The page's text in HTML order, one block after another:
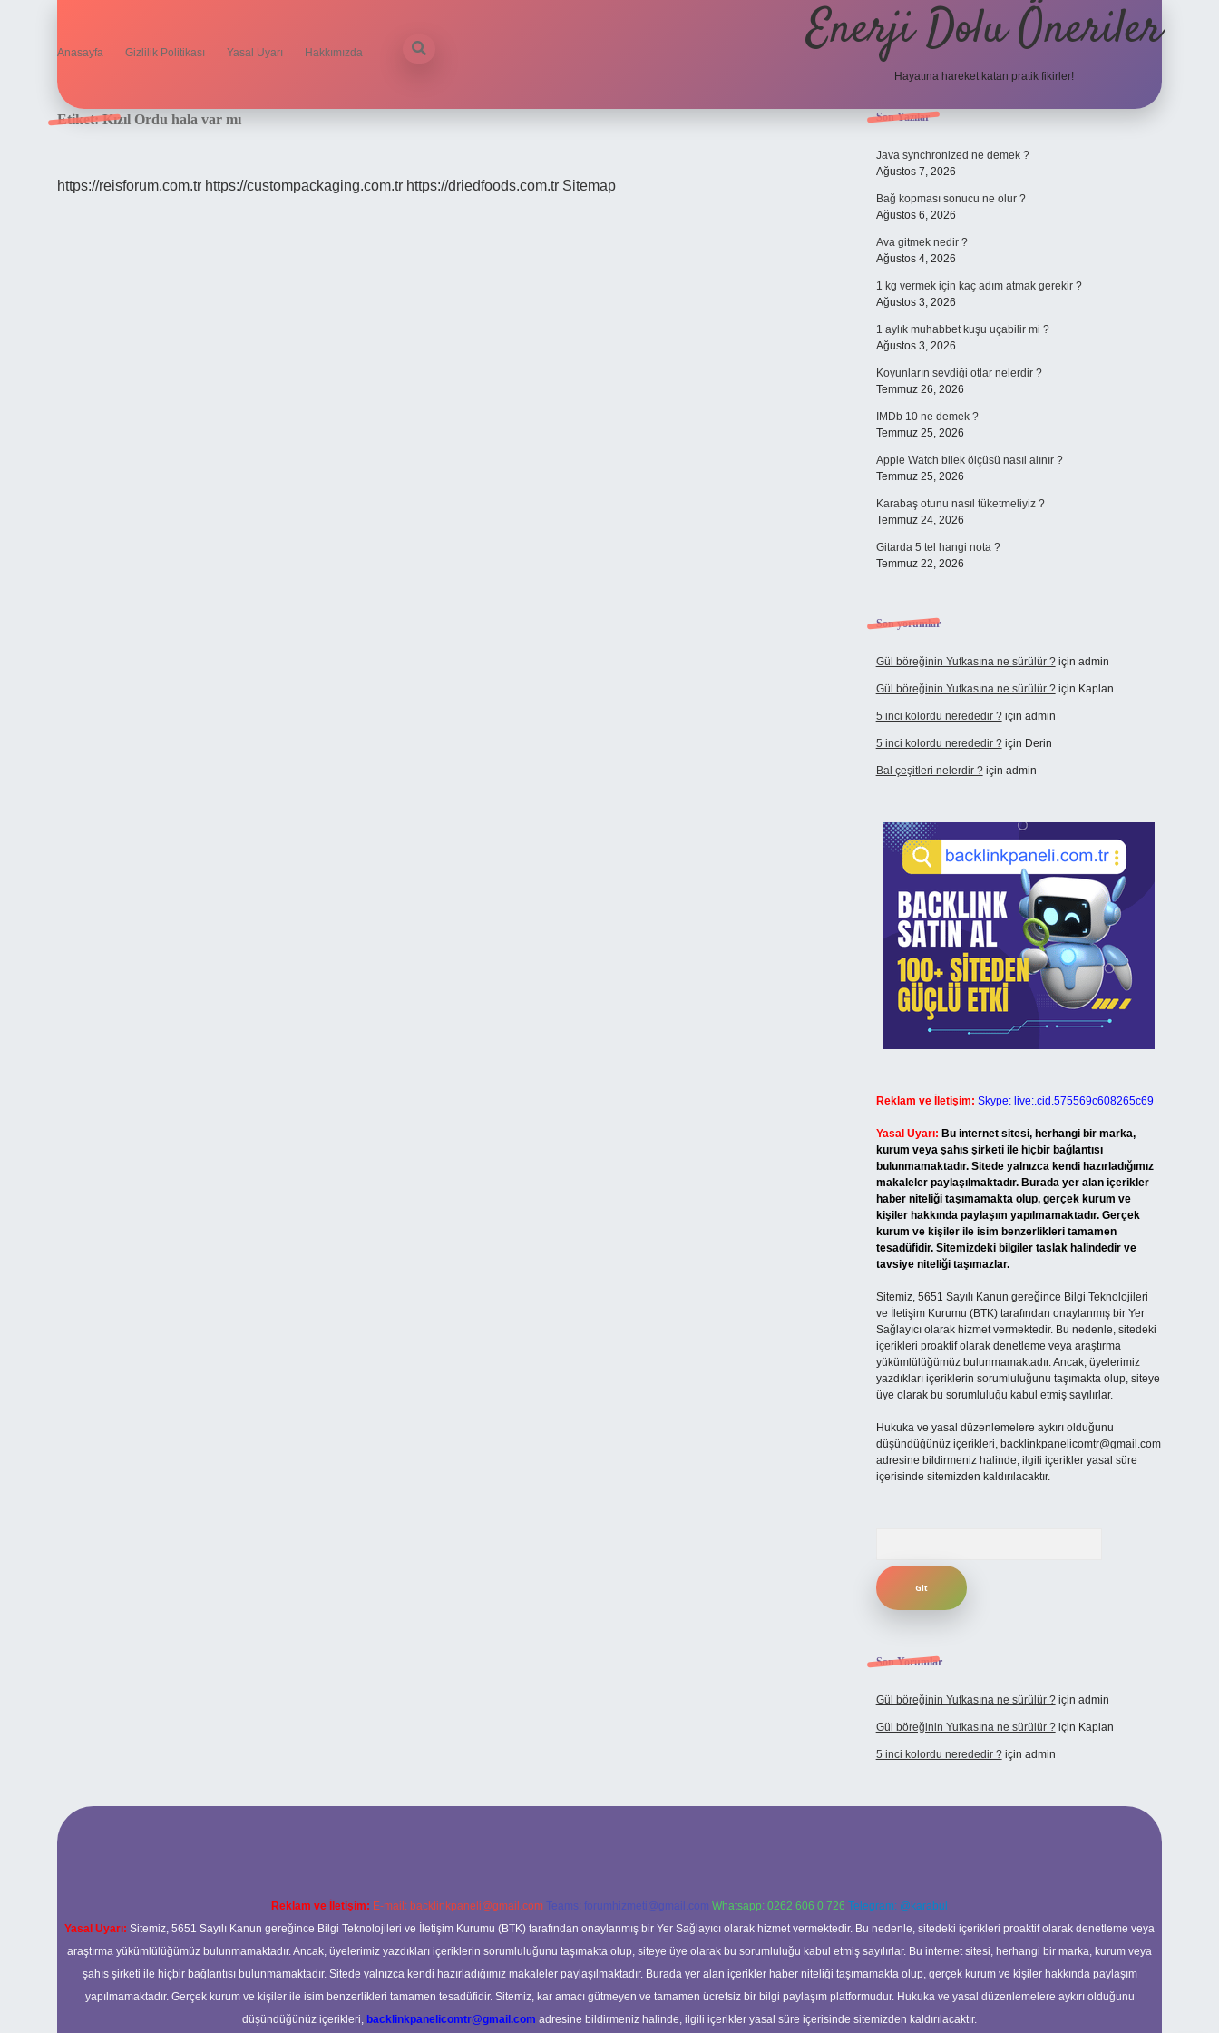
Anasayfa Gizlilik Politikası Yasal Uyarı Hakkımızda Enerji Dolu Öneriler
Hayatına hareket katan pratik fikirler!
Etiket:Kızıl Ordu hala var mı
https://reisforum.com.tr https://custompackaging.com.tr https://driedfoods.com.tr Sitemap
Sidebar
Son Yazılar
Java synchronized ne demek ?
Ağustos 7, 2026
Bağ kopması sonucu ne olur ?
Ağustos 6, 2026
Ava gitmek nedir ?
Ağustos 4, 2026
1 kg vermek için kaç adım atmak gerekir ?
Ağustos 3, 2026
1 aylık muhabbet kuşu uçabilir mi ?
Ağustos 3, 2026
Koyunların sevdiği otlar nelerdir ?
Temmuz 26, 2026
IMDb 10 ne demek ?
Temmuz 25, 2026
Apple Watch bilek ölçüsü nasıl alınır ?
Temmuz 25, 2026
Karabaş otunu nasıl tüketmeliyiz ?
Temmuz 24, 2026
Gitarda 5 tel hangi nota ?
Temmuz 22, 2026
Son yorumlar
Gül böreğinin Yufkasına ne sürülür ?için admin
Gül böreğinin Yufkasına ne sürülür ?için Kaplan
5 inci kolordu nerededir ?için admin
5 inci kolordu nerededir ?için Derin
Bal çeşitleri nelerdir ?için admin
Reklam ve İletişim: Skype: live:.cid.575569c608265c69
Yasal Uyarı: Bu internet sitesi, herhangi bir marka,
kurum veya şahıs şirketi ile hiçbir bağlantısı
bulunmamaktadır. Sitede yalnızca kendi hazırladığımız
makaleler paylaşılmaktadır. Burada yer alan içerikler
haber niteliği taşımamakta olup, gerçek kurum ve
kişiler hakkında paylaşım yapılmamaktadır. Gerçek
kurum ve kişiler ile isim benzerlikleri tamamen
tesadüfidir. Sitemizdeki bilgiler taslak halindedir ve
tavsiye niteliği taşımazlar.
Sitemiz, 5651 Sayılı Kanun gereğince Bilgi Teknolojileri
ve İletişim Kurumu (BTK) tarafından onaylanmış bir Yer
Sağlayıcı olarak hizmet vermektedir. Bu nedenle, sitedeki
içerikleri proaktif olarak denetleme veya araştırma
yükümlülüğümüz bulunmamaktadır. Ancak, üyelerimiz
yazdıkları içeriklerin sorumluluğunu taşımakta olup, siteye
üye olarak bu sorumluluğu kabul etmiş sayılırlar.
Hukuka ve yasal düzenlemelere aykırı olduğunu
düşündüğünüz içerikleri, backlinkpanelicomtr@gmail.com
adresine bildirmeniz halinde, ilgili içerikler yasal süre
içerisinde sitemizden kaldırılacaktır.
Son Yorumlar
Gül böreğinin Yufkasına ne sürülür ?için admin
Gül böreğinin Yufkasına ne sürülür ?için Kaplan
5 inci kolordu nerededir ?için admin
Reklam ve İletişim: E-mail: backlinkpaneli@gmail.com Teams: forumhizmeti@gmail.com Whatsapp: 0262 606 0 726 Telegram: @karabul
Yasal Uyarı: Sitemiz, 5651 Sayılı Kanun gereğince Bilgi Teknolojileri ve İletişim Kurumu (BTK) tarafından onaylanmış bir Yer Sağlayıcı olarak hizmet vermektedir. Bu nedenle, sitedeki içerikleri proaktif olarak denetleme veya
araştırma yükümlülüğümüz bulunmamaktadır. Ancak, üyelerimiz yazdıkları içeriklerin sorumluluğunu taşımakta olup, siteye üye olarak bu sorumluluğu kabul etmiş sayılırlar. Bu internet sitesi, herhangi bir marka, kurum veya
şahıs şirketi ile hiçbir bağlantısı bulunmamaktadır. Sitede yalnızca kendi hazırladığımız makaleler paylaşılmaktadır. Burada yer alan içerikler haber niteliği taşımamakta olup, gerçek kurum ve kişiler hakkında paylaşım
yapılmamaktadır. Gerçek kurum ve kişiler ile isim benzerlikleri tamamen tesadüfidir. Sitemiz, kar amacı gütmeyen ve tamamen ücretsiz bir bilgi paylaşım platformudur. Hukuka ve yasal düzenlemelere aykırı olduğunu
düşündüğünüz içerikleri, backlinkpanelicomtr@gmail.com adresine bildirmeniz halinde, ilgili içerikler yasal süre içerisinde sitemizden kaldırılacaktır.